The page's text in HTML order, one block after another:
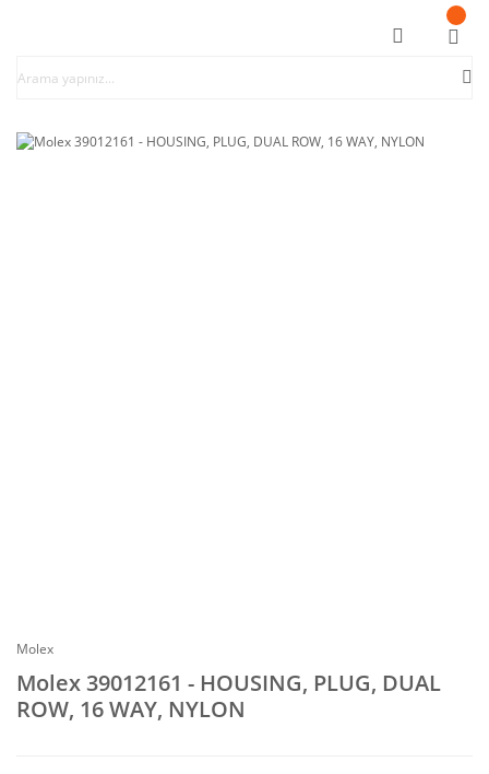
Molex
Molex 39012161 - HOUSING, PLUG, DUAL
ROW, 16 WAY, NYLON